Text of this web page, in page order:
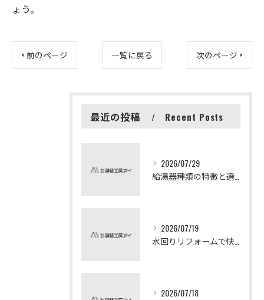
ょう。
< 前のページ 一覧に戻る 次のページ >
最近の投稿 Recent Posts
2026/07/29
2026/07/19
2026/07/18